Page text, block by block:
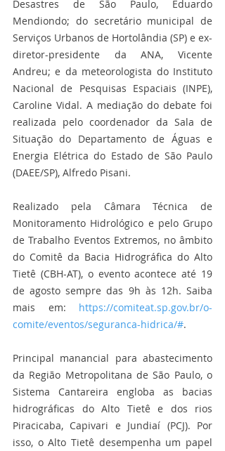
Desastres de São Paulo, Eduardo
Mendiondo; do secretário municipal de
Serviços Urbanos de Hortolândia (SP) e ex-
diretor-presidente da ANA, Vicente
Andreu; e da meteorologista do Instituto
Nacional de Pesquisas Espaciais (INPE),
Caroline Vidal. A mediação do debate foi
realizada pelo coordenador da Sala de
Situação do Departamento de Águas e
Energia Elétrica do Estado de São Paulo
(DAEE/SP), Alfredo Pisani.
Realizado pela Câmara Técnica de
Monitoramento Hidrológico e pelo Grupo
de Trabalho Eventos Extremos, no âmbito
do Comitê da Bacia Hidrográfica do Alto
Tietê (CBH-AT), o evento acontece até 19
de agosto sempre das 9h às 12h. Saiba
mais em: https://comiteat.sp.gov.br/o-
comite/eventos/seguranca-hidrica/#.
Principal manancial para abastecimento
da Região Metropolitana de São Paulo, o
Sistema Cantareira engloba as bacias
hidrográficas do Alto Tietê e dos rios
Piracicaba, Capivari e Jundiaí (PCJ). Por
isso, o Alto Tietê desempenha um papel